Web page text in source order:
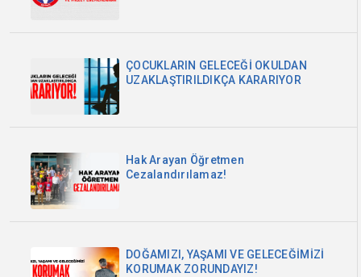
ÇOCUKLARIN GELECEĞİ OKULDAN
UZAKLAŞTIRILDIKÇA KARARIYOR
Hak Arayan Öğretmen
Cezalandırılamaz!
DOĞAMIZI, YAŞAMI VE GELECEĞİMİZİ
KORUMAK ZORUNDAYIZ!